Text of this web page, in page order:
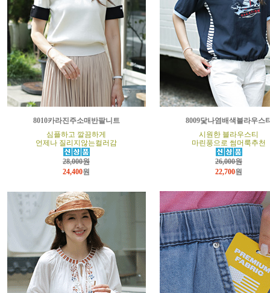
8010카라진주소매반팔니트
심플하고 깔끔하게
언제나 질리지않는컬러감
28,000원
24,400원
8009닻나염배색블라우스
시원한 블라우스티
마린풍으로 썸머룩추천
26,000원
22,700원